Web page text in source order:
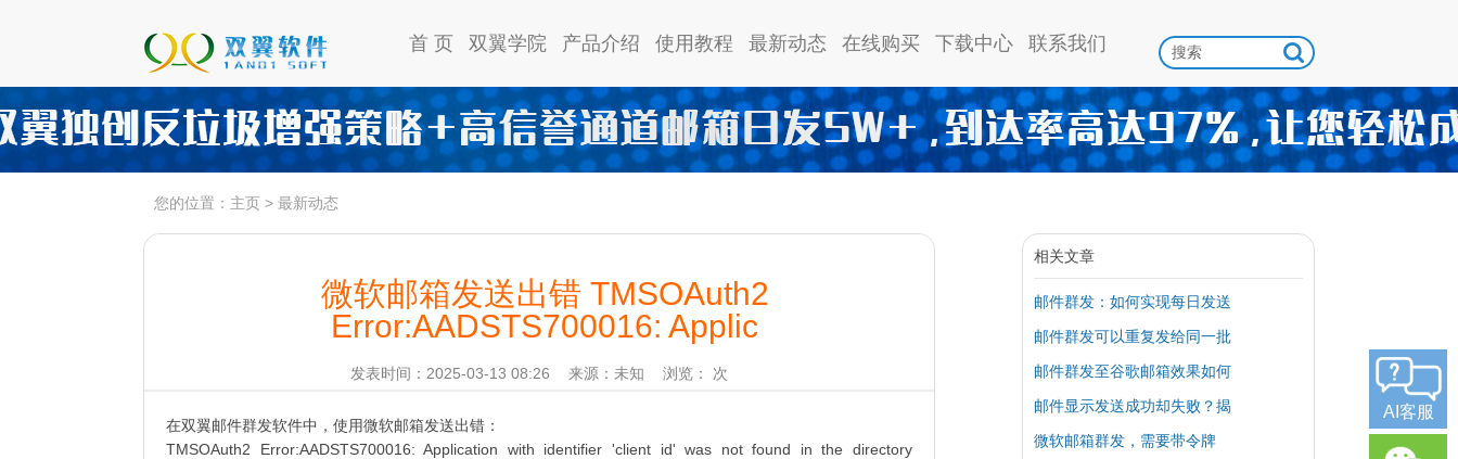
首 页 双翼学院 产品介绍 使用教程 最新动态 在线购买 下载中心 联系我们
您的位置： 主页 > 最新动态
微软邮箱发送出错 TMSOAuth2
Error:AADSTS700016: Applic
发表时间：2025-03-13 08:26 来源：未知 浏览： 次
在双翼邮件群发软件中，使用微软邮箱发送出错：
TMSOAuth2 Error:AADSTS700016: Application with identifier 'client id' was not found in the directory
相关文章
邮件群发：如何实现每日发送
邮件群发可以重复发给同一批
邮件群发至谷歌邮箱效果如何
邮件显示发送成功却失败？揭
微软邮箱群发，需要带令牌
AI客服